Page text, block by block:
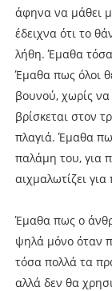
άφηνα να μάθει
έδειχνα ότι το
λήθη. Έμαθα
Έμαθα πως όλοι
βουνού, χωρίς να
βρίσκεται στον
πλαγιά. Έμαθα
παλάμη του, για
αιχμαλωτίζει
Έμαθα πως ο
ψηλά μόνο όταν
τόσα πολλά τα
αλλά δεν θα